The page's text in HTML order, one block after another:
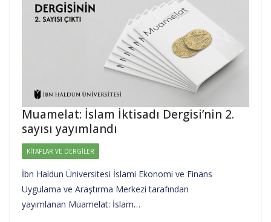
Muamelat: İslam İktisadı Dergisi’nin 2.
sayısı yayımlandı
KITAPLAR VE DERGILER
İbn Haldun Üniversitesi İslami Ekonomi ve Finans
Uygulama ve Araştırma Merkezi tarafından
yayımlanan Muamelat: İslam…